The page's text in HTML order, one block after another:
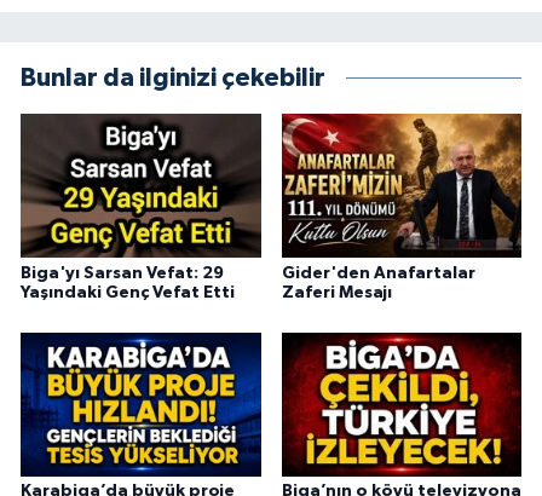
Bunlar da ilginizi çekebilir
Biga'yı Sarsan Vefat: 29
Yaşındaki Genç Vefat Etti
Gider'den Anafartalar
Zaferi Mesajı
Karabiga’da büyük proje
Biga’nın o köyü televizyona